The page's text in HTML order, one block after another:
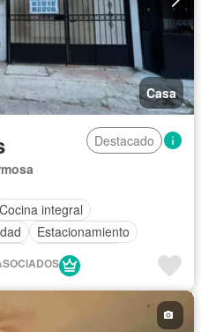
Casa
Destacado
Cocina integral
Estacionamiento
Permite niños